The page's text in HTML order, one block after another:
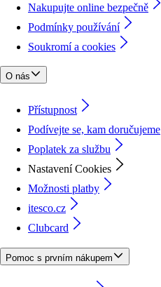
Nakupujte online bezpečně
Podmínky používání
Soukromí a cookies
O nás
Přístupnost
Podívejte se, kam doručujeme
Poplatek za službu
Nastavení Cookies
Možnosti platby
itesco.cz
Clubcard
Pomoc s prvním nákupem